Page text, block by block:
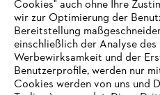
Cookies" auch ohne Ihre
wir zur Optimierung der
Bereitstellung
einschließlich der Analyse
Werbewirksamkeit und der
Benutzerprofile, werden nur
Cookies werden von uns und